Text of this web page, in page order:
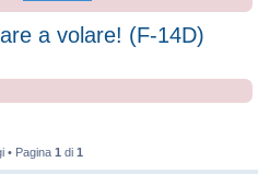
a volare! (F-14D)
• Pagina 1 di 1